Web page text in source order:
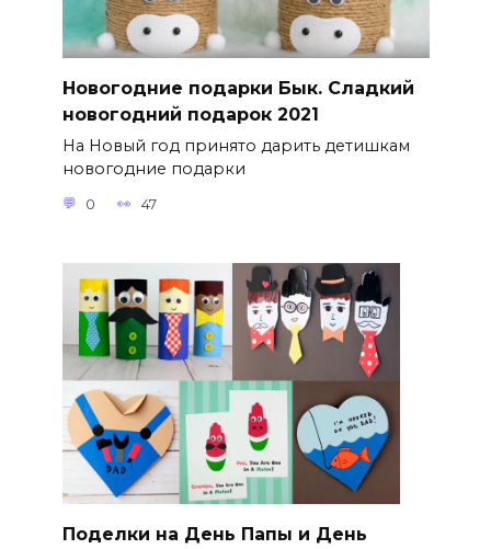
Новогодние подарки Бык. Сладкий
новогодний подарок 2021
На Новый год принято дарить детишкам
новогодние подарки
0 47
Поделки на День Папы и День